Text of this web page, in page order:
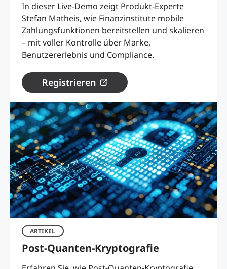
In dieser Live-Demo zeigt Produkt-Experte
Stefan Matheis, wie Finanzinstitute mobile
Zahlungsfunktionen bereitstellen und skalieren
– mit voller Kontrolle über Marke,
Benutzererlebnis und Compliance.
Registrieren
ARTIKEL
Post-Quanten-Kryptografie